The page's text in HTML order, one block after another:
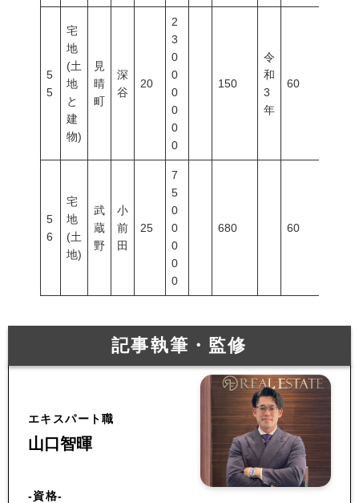
5
5
宅
地
(土
地
と
建
物)
見
晴
町
深
谷
20
2
3
0
0
0
0
0
0
150
令
和
3
年
60
5
6
宅
地
(土
地)
武
蔵
野
小
前
田
25
7
5
0
0
0
0
0
680 60
記事執筆・監修
エキスパート職
山口智暉
-資格-